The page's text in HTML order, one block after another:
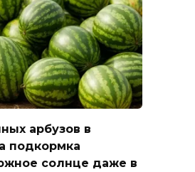
арбузов в
подкормка
солнце даже в